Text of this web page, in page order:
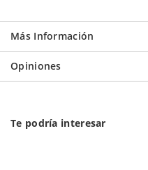
Más Información
Opiniones
Te podría interesar